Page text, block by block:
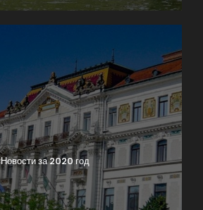
Новости за 2020 год